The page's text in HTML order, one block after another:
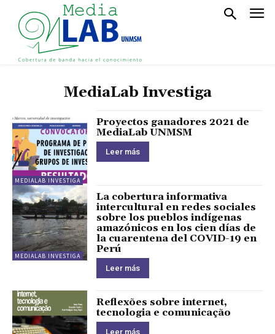
MediaLab Investiga
MEDIALAB INVESTIGA
Proyectos ganadores 2021 de
MediaLab UNMSM
Leer más
MEDIALAB INVESTIGA
La cobertura informativa
intercultural en redes sociales
sobre los pueblos indígenas
amazónicos en los cien días de
la cuarentena del COVID-19 en
Perú
Leer más
Reflexões sobre internet,
tecnologia e comunicação
Leer más